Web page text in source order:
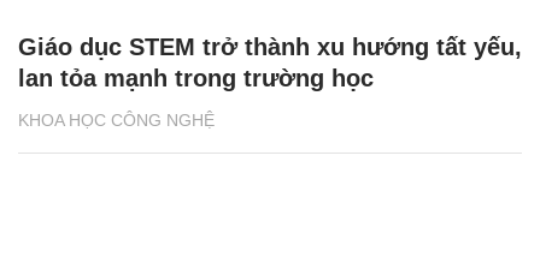
KHOA HỌC CÔNG NGHỆ
Giáo dục STEM trở thành xu hướng tất yếu,
lan tỏa mạnh trong trường học